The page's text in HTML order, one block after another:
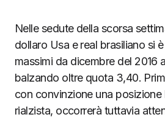
Nelle sedute della scorsa
dollaro Usa e real brasiliano si
massimi da dicembre del 2016
balzando oltre quota 3,40.
con convinzione una posizione
rialzista, occorrerà tuttavia